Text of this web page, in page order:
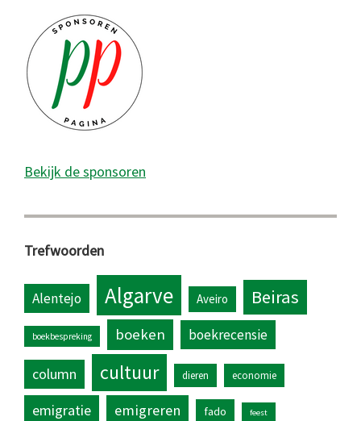
Bekijk de sponsoren
Trefwoorden
Alentejo Algarve Aveiro Beiras
boekbespreking boeken boekrecensie
column cultuur dieren economie
emigratie emigreren fado feest